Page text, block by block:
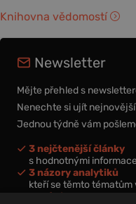
Knihovna vědomostí
Newsletter
Mějte přehled s
Nenechte si ujít
Jednou týdně vám
3 nejčtenější články
s hodnotnými
3 názory analytiků
kteří se těmto tématům